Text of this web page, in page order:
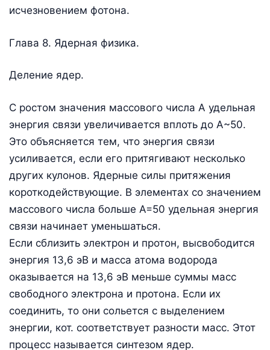
исчезновением фотона.
Глава 8. Ядерная физика.
Деление ядер.
С ростом значения массового числа А удельная
энергия связи увеличивается вплоть до А~50.
Это объясняется тем, что энергия связи
усиливается, если его притягивают несколько
других кулонов. Ядерные силы притяжения
короткодействующие. В элементах со значением
массового числа больше А=50 удельная энергия
связи начинает уменьшаться.
Если сблизить электрон и протон, высвободится
энергия 13,6 эВ и масса атома водорода
оказывается на 13,6 эВ меньше суммы масс
свободного электрона и протона. Если их
соединить, то они сольется с выделением
энергии, кот. соответствует разности масс. Этот
процесс называется синтезом ядер.